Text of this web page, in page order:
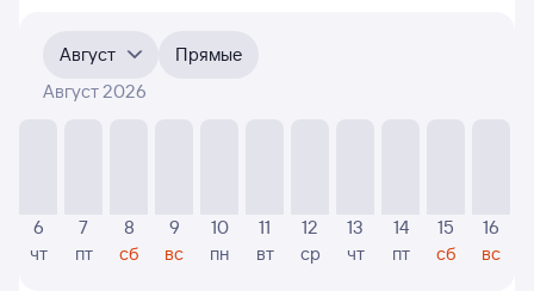
5 месяца. Выберите дату, перейдите по клику к поиску
авиабилетов и просмотру
Если никто не искал авиабилетов по маршруту
Монровия — Москва, то цены могут отсутствовать
частично или полностью. В этом случае заполните
Август
Прямые
Август 2026
6
чт
7
пт
8
сб
9
вс
10
пн
11
вт
12
ср
13
чт
14
пт
15
сб
16
вс